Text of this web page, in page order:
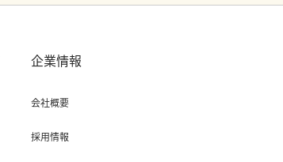
企業情報
会社概要
採用情報